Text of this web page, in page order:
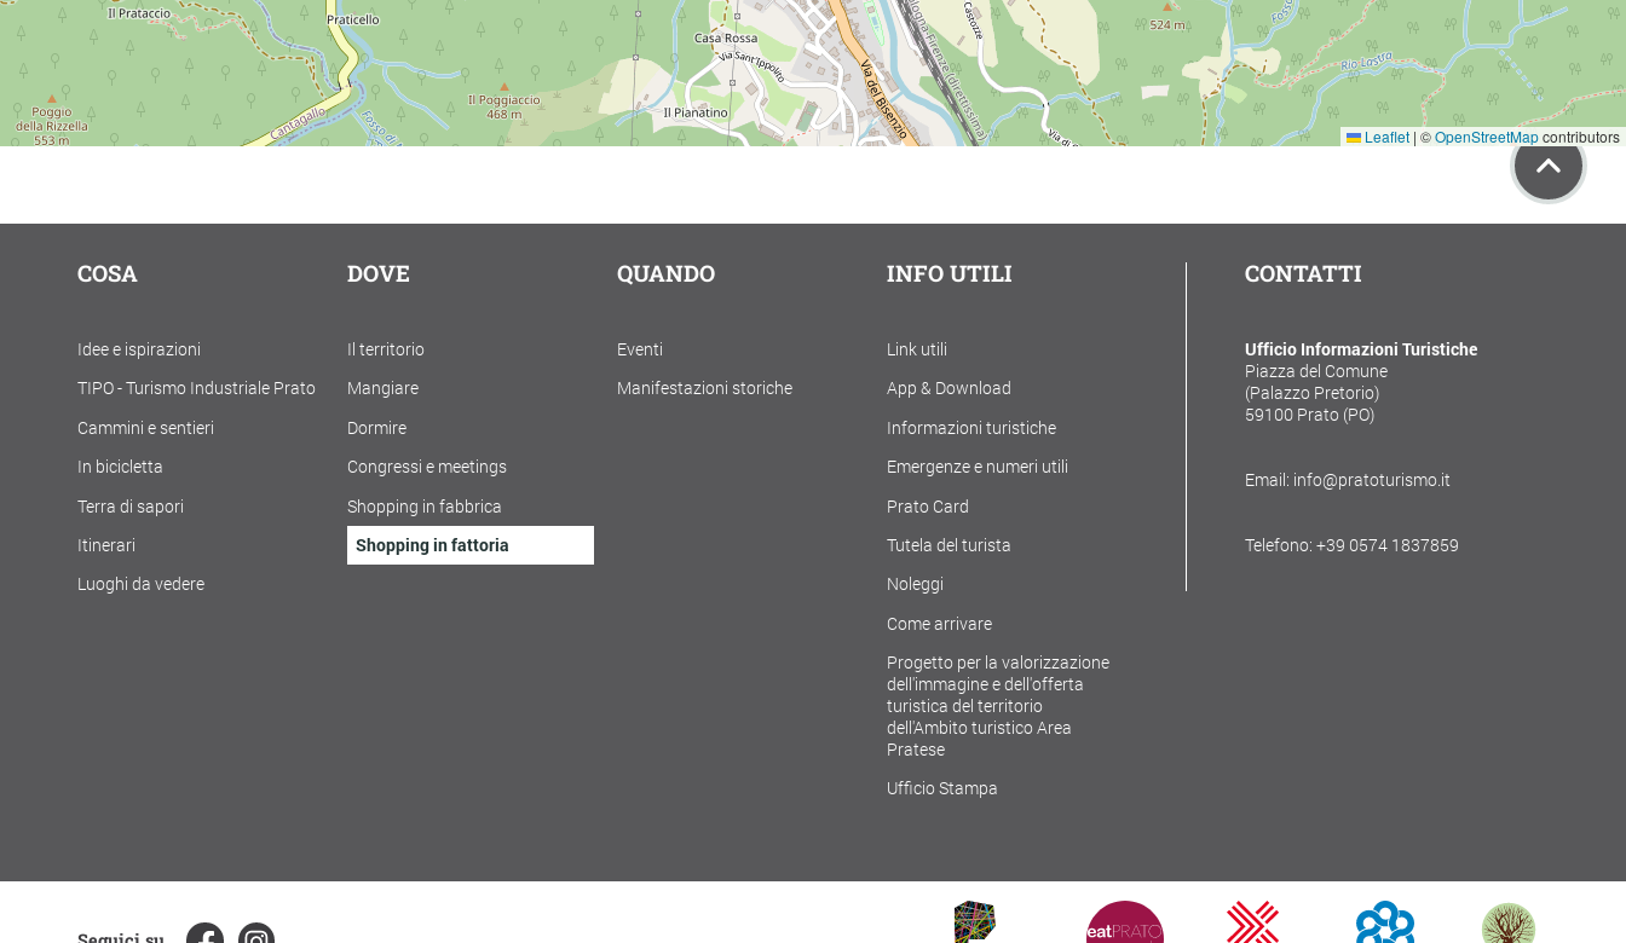
Leaflet | ©OpenStreetMapcontributors
COSA
Idee e ispirazioni
TIPO - Turismo Industriale Prato
Cammini e sentieri
In bicicletta
Terra di sapori
Itinerari
Luoghi da vedere
DOVE
Il territorio
Mangiare
Dormire
Congressi e meetings
Shopping in fabbrica
Shopping in fattoria
QUANDO
Eventi
Manifestazioni storiche
INFO UTILI
Link utili
App & Download
Informazioni turistiche
Emergenze e numeri utili
Prato Card
Tutela del turista
Noleggi
Come arrivare
Progetto per la valorizzazione
dell'immagine e dell'offerta
turistica del territorio
dell'Ambito turistico Area
Pratese
Ufficio Stampa
CONTATTI
Ufficio Informazioni Turistiche
Piazza del Comune
(Palazzo Pretorio)
59100 Prato (PO)
Email: info@pratoturismo.it
Telefono: +39 0574 1837859